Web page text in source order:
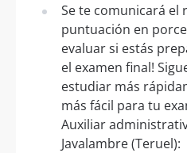
Se te comunicará el
puntuación en
evaluar si estás
el examen final!
estudiar más
más fácil para tu
Auxiliar
Javalambre (Teruel):